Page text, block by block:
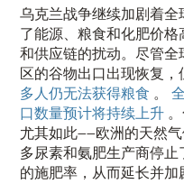
乌克兰战争继续加剧着
了能源、粮食和化肥价
和供应链的扰动。尽管
区的谷物出口出现恢复
多人仍无法获得粮食 。
口数量预计将持续上升
尤其如此——欧洲的天然
多尿素和氨肥生产商停
的施肥率，从而延长并加